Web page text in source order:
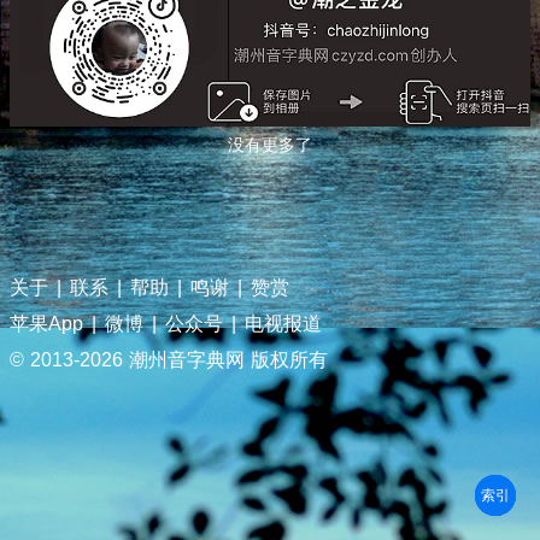
没有更多了
关于 | 联系 | 帮助 | 鸣谢 | 赞赏
苹果App | 微博 | 公众号 | 电视报道
© 2013-2026 潮州音字典网 版权所有
部首
笔划
拼音
潮拼